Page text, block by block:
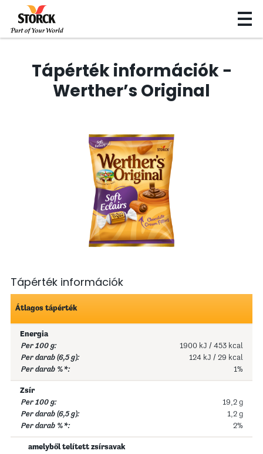
Tápérték információk −
Werther’s Original
Tápérték információk
Átlagos tápérték
Energia
1900 kJ / 453 kcal
124 kJ / 29 kcal
1%
Zsír
19,2 g
1,2 g
2%
amelyből telített zsírsavak